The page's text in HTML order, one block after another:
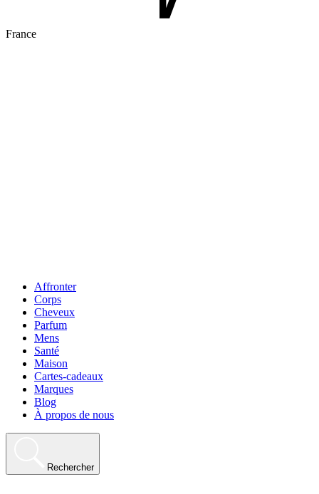
France
Affronter
Corps
Cheveux
Parfum
Mens
Santé
Maison
Cartes-cadeaux
Marques
Blog
À propos de nous
Rechercher